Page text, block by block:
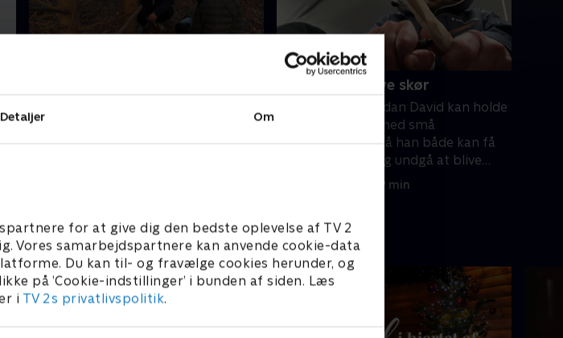
Detaljer Om
for at give dig den bedste oplevelse af TV 2
Vores samarbejdspartnere kan anvende cookie-data
Du kan til- og fravælge cookies herunder, og
på ’Cookie-indstillinger’ i bunden af siden. Læs
i TV 2s privatlivspolitik.
gør man det ude midt i skoven? Og er
4. Undgå at blive skør
Jesper viser, hvordan David kan holde
sig beskæftiget med små
byggeprojekter, så han både kan få
ekstra komfort og undgå at blive
skør, mens han er i naturen.
27. februar 2026 • 9 min